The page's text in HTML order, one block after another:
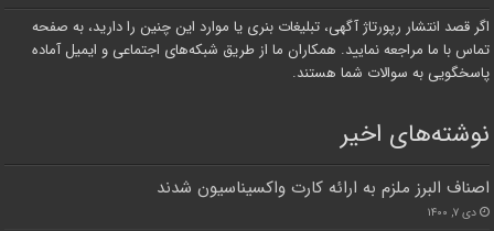
اگر قصد انتشار رپورتاژ آگهی، تبلیغات بنری یا موارد این چنین را دارید، به صفحه
تماس با ما مراجعه نمایید. همکاران ما از طریق شبکه‌های اجتماعی و ایمیل آماده
پاسخگویی به سوالات شما هستند.
نوشته‌های اخیر
اصناف البرز ملزم به ارائه کارت واکسیناسیون شدند
دی ۷, ۱۴۰۰